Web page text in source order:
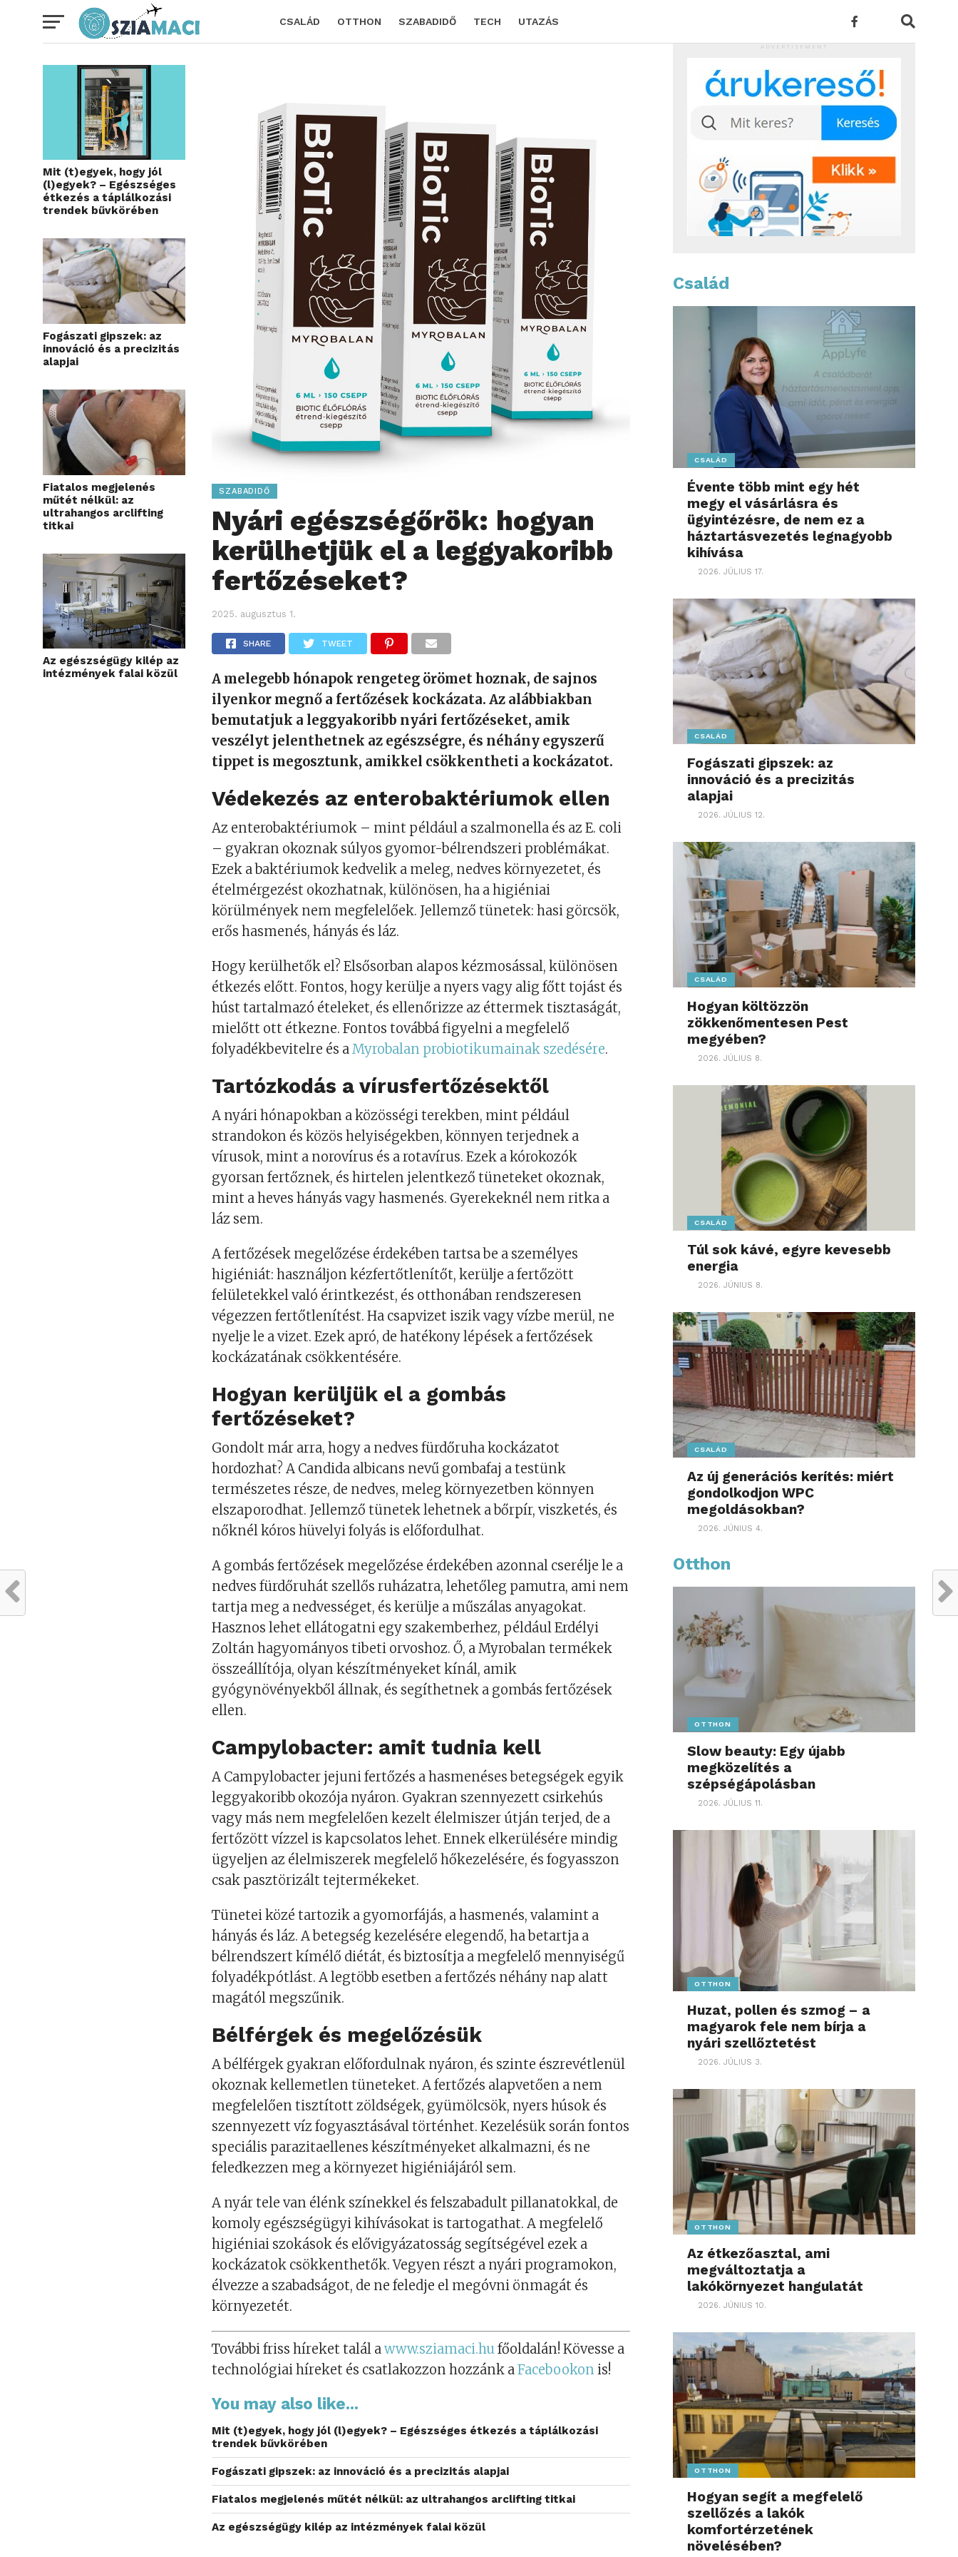
CSALÁD OTTHON SZABADIDŐ TECH UTAZÁS
Mit (t)egyek, hogy jól
(l)egyek? – Egészséges
étkezés a táplálkozási
trendek bűvkörében
Fogászati gipszek: az
innováció és a precizitás
alapjai
Fiatalos megjelenés
műtét nélkül: az
ultrahangos arclifting
titkai
Az egészségügy kilép az
intézmények falai közül
SZABADIDŐ
Nyári egészségőrök: hogyan
kerülhetjük el a leggyakoribb
fertőzéseket?
2025. augusztus 1.
SHARE TWEET
A melegebb hónapok rengeteg örömet hoznak, de sajnos
ilyenkor megnő a fertőzések kockázata. Az alábbiakban
bemutatjuk a leggyakoribb nyári fertőzéseket, amik
veszélyt jelenthetnek az egészségre, és néhány egyszerű
tippet is megosztunk, amikkel csökkentheti a kockázatot.
Védekezés az enterobaktériumok ellen
Az enterobaktériumok – mint például a szalmonella és az E. coli
– gyakran okoznak súlyos gyomor-bélrendszeri problémákat.
Ezek a baktériumok kedvelik a meleg, nedves környezetet, és
ételmérgezést okozhatnak, különösen, ha a higiéniai
körülmények nem megfelelőek. Jellemző tünetek: hasi görcsök,
erős hasmenés, hányás és láz.
Hogy kerülhetők el? Elsősorban alapos kézmosással, különösen
étkezés előtt. Fontos, hogy kerülje a nyers vagy alig főtt tojást és
húst tartalmazó ételeket, és ellenőrizze az éttermek tisztaságát,
mielőtt ott étkezne. Fontos továbbá figyelni a megfelelő
folyadékbevitelre és a Myrobalan probiotikumainak szedésére.
Tartózkodás a vírusfertőzésektől
A nyári hónapokban a közösségi terekben, mint például
strandokon és közös helyiségekben, könnyen terjednek a
vírusok, mint a norovírus és a rotavírus. Ezek a kórokozók
gyorsan fertőznek, és hirtelen jelentkező tüneteket okoznak,
mint a heves hányás vagy hasmenés. Gyerekeknél nem ritka a
láz sem.
A fertőzések megelőzése érdekében tartsa be a személyes
higiéniát: használjon kézfertőtlenítőt, kerülje a fertőzött
felületekkel való érintkezést, és otthonában rendszeresen
végezzen fertőtlenítést. Ha csapvizet iszik vagy vízbe merül, ne
nyelje le a vizet. Ezek apró, de hatékony lépések a fertőzések
kockázatának csökkentésére.
Hogyan kerüljük el a gombás
fertőzéseket?
Gondolt már arra, hogy a nedves fürdőruha kockázatot
hordozhat? A Candida albicans nevű gombafaj a testünk
természetes része, de nedves, meleg környezetben könnyen
elszaporodhat. Jellemző tünetek lehetnek a bőrpír, viszketés, és
nőknél kóros hüvelyi folyás is előfordulhat.
A gombás fertőzések megelőzése érdekében azonnal cserélje le a
nedves fürdőruhát szellős ruházatra, lehetőleg pamutra, ami nem
tartja meg a nedvességet, és kerülje a műszálas anyagokat.
Hasznos lehet ellátogatni egy szakemberhez, például Erdélyi
Zoltán hagyományos tibeti orvoshoz. Ő, a Myrobalan termékek
összeállítója, olyan készítményeket kínál, amik
gyógynövényekből állnak, és segíthetnek a gombás fertőzések
ellen.
Campylobacter: amit tudnia kell
A Campylobacter jejuni fertőzés a hasmenéses betegségek egyik
leggyakoribb okozója nyáron. Gyakran szennyezett csirkehús
vagy más nem megfelelően kezelt élelmiszer útján terjed, de a
fertőzött vízzel is kapcsolatos lehet. Ennek elkerülésére mindig
ügyeljen az élelmiszerek megfelelő hőkezelésére, és fogyasszon
csak pasztörizált tejtermékeket.
Tünetei közé tartozik a gyomorfájás, a hasmenés, valamint a
hányás és láz. A betegség kezelésére elegendő, ha betartja a
bélrendszert kímélő diétát, és biztosítja a megfelelő mennyiségű
folyadékpótlást. A legtöbb esetben a fertőzés néhány nap alatt
magától megszűnik.
Bélférgek és megelőzésük
A bélférgek gyakran előfordulnak nyáron, és szinte észrevétlenül
okoznak kellemetlen tüneteket. A fertőzés alapvetően a nem
megfelelően tisztított zöldségek, gyümölcsök, nyers húsok és
szennyezett víz fogyasztásával történhet. Kezelésük során fontos
speciális parazitaellenes készítményeket alkalmazni, és ne
feledkezzen meg a környezet higiéniájáról sem.
A nyár tele van élénk színekkel és felszabadult pillanatokkal, de
komoly egészségügyi kihívásokat is tartogathat. A megfelelő
higiéniai szokások és elővigyázatosság segítségével ezek a
kockázatok csökkenthetők. Vegyen részt a nyári programokon,
élvezze a szabadságot, de ne feledje el megóvni önmagát és
környezetét.
További friss híreket talál awww.sziamaci.hu főoldalán! Kövesse a
technológiai híreket és csatlakozzon hozzánk aFacebookon is!
You may also like...
Mit (t)egyek, hogy jól (l)egyek? – Egészséges étkezés a táplálkozási
trendek bűvkörében
Fogászati gipszek: az innováció és a precizitás alapjai
Fiatalos megjelenés műtét nélkül: az ultrahangos arclifting titkai
Az egészségügy kilép az intézmények falai közül
ADVERTISEMENT
Család
CSALÁD
Évente több mint egy hét
megy el vásárlásra és
ügyintézésre, de nem ez a
háztartásvezetés legnagyobb
kihívása
2026. JÚLIUS 17.
CSALÁD
Fogászati gipszek: az
innováció és a precizitás
alapjai
2026. JÚLIUS 12.
CSALÁD
Hogyan költözzön
zökkenőmentesen Pest
megyében?
2026. JÚLIUS 8.
CSALÁD
Túl sok kávé, egyre kevesebb
energia
2026. JÚNIUS 8.
CSALÁD
Az új generációs kerítés: miért
gondolkodjon WPC
megoldásokban?
2026. JÚNIUS 4.
Otthon
OTTHON
Slow beauty: Egy újabb
megközelítés a
szépségápolásban
2026. JÚLIUS 11.
OTTHON
Huzat, pollen és szmog – a
magyarok fele nem bírja a
nyári szellőztetést
2026. JÚLIUS 3.
OTTHON
Az étkezőasztal, ami
megváltoztatja a
lakókörnyezet hangulatát
2026. JÚNIUS 10.
OTTHON
Hogyan segít a megfelelő
szellőzés a lakók
komfortérzetének
növelésében?